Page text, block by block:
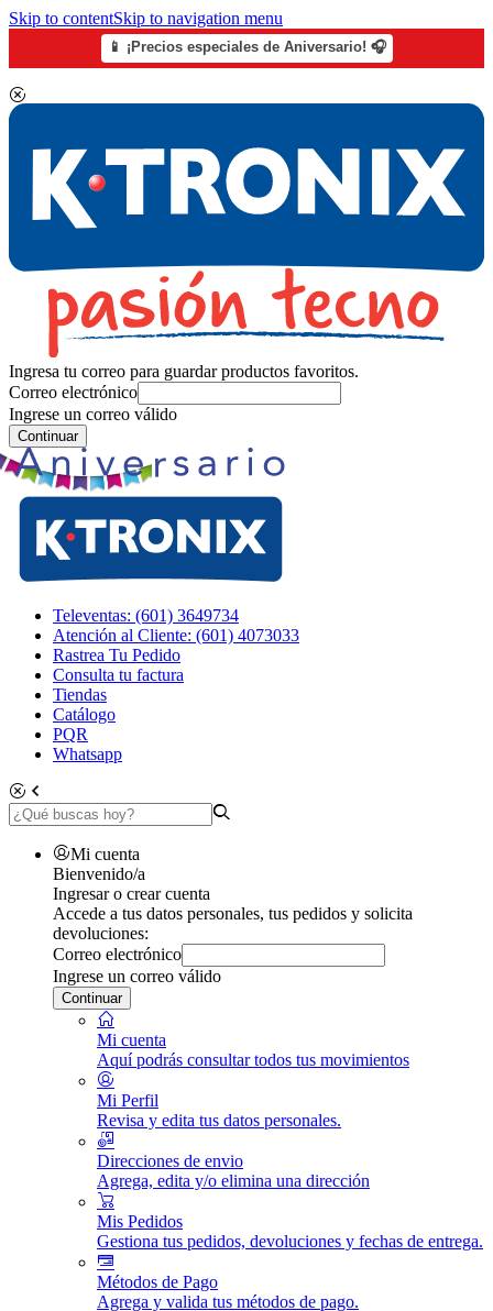
Skip to contentSkip to navigation menu
📱 ¡Precios especiales de Aniversario! 🎧
Ingresa tu correo para guardar productos favoritos.
Correo electrónico
Ingrese un correo válido
Continuar
Televentas: (601) 3649734
Atención al Cliente: (601) 4073033
Rastrea Tu Pedido
Consulta tu factura
Tiendas
Catálogo
PQR
Whatsapp
Mi cuenta
Bienvenido/a
Ingresar o crear cuenta
Accede a tus datos personales, tus pedidos y solicita
devoluciones:
Correo electrónico
Ingrese un correo válido
Continuar
Mi cuenta
Aquí podrás consultar todos tus movimientos
Mi Perfil
Revisa y edita tus datos personales.
Direcciones de envio
Agrega, edita y/o elimina una dirección
Mis Pedidos
Gestiona tus pedidos, devoluciones y fechas de entrega.
Métodos de Pago
Agrega y valida tus métodos de pago.